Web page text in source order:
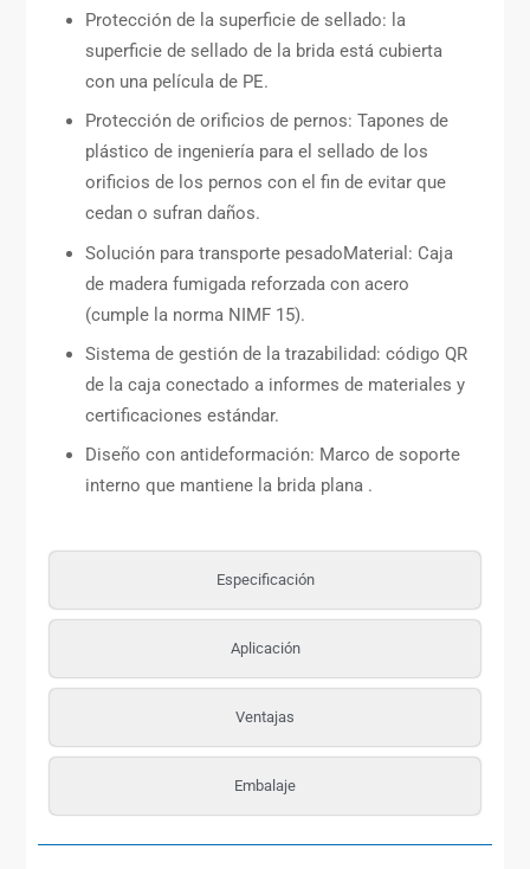
Especificación
Aplicación
Ventajas
Embalaje
Protección de la superficie de sellado: la
superficie de sellado de la brida está cubierta
con una película de PE.
Protección de orificios de pernos: Tapones de
plástico de ingeniería para el sellado de los
orificios de los pernos con el fin de evitar que
cedan o sufran daños.
Solución para transporte pesadoMaterial: Caja
de madera fumigada reforzada con acero
(cumple la norma NIMF 15).
Sistema de gestión de la trazabilidad: código QR
de la caja conectado a informes de materiales y
certificaciones estándar.
Diseño con antideformación: Marco de soporte
interno que mantiene la brida plana .